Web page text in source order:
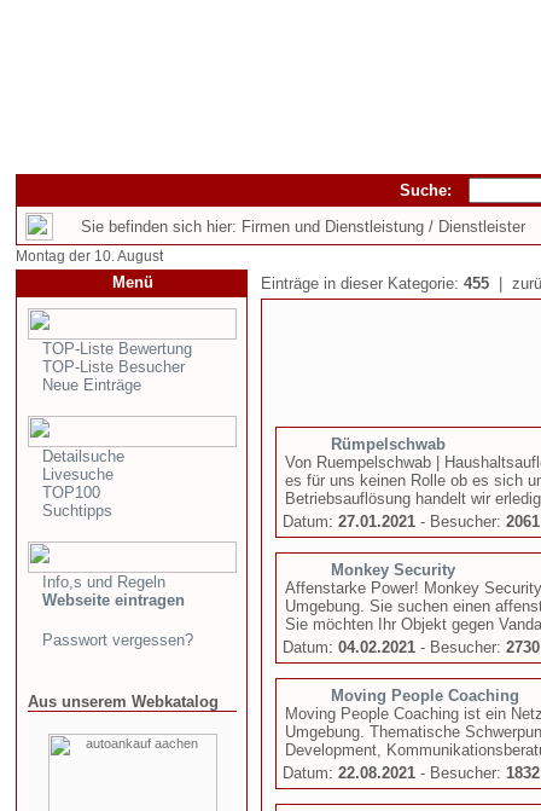
Suche:
Sie befinden sich hier: Firmen und Dienstleistung / Dienstleister
Montag der 10. August
Menü
TOP-Liste Bewertung
TOP-Liste Besucher
Neue Einträge
Detailsuche
Livesuche
TOP100
Suchtipps
Info,s und Regeln
Webseite eintragen
Passwort vergessen?
Aus unserem Webkatalog
Einträge in dieser Kategorie: 455 |
Rümpelschwab
Von Ruempelschwab |
es für uns keinen Rolle ob es sich
Betriebsauflösung handelt wir
Datum: 27.01.2021 - Besucher: 2061
Monkey Security
Affenstarke Power! Monkey
Umgebung. Sie suchen einen
Sie möchten Ihr Objekt gegen
Datum: 04.02.2021 - Besucher: 2730
Moving People Coaching
Moving People Coaching ist ein
Umgebung. Thematische
Development,
Datum: 22.08.2021 - Besucher: 1832